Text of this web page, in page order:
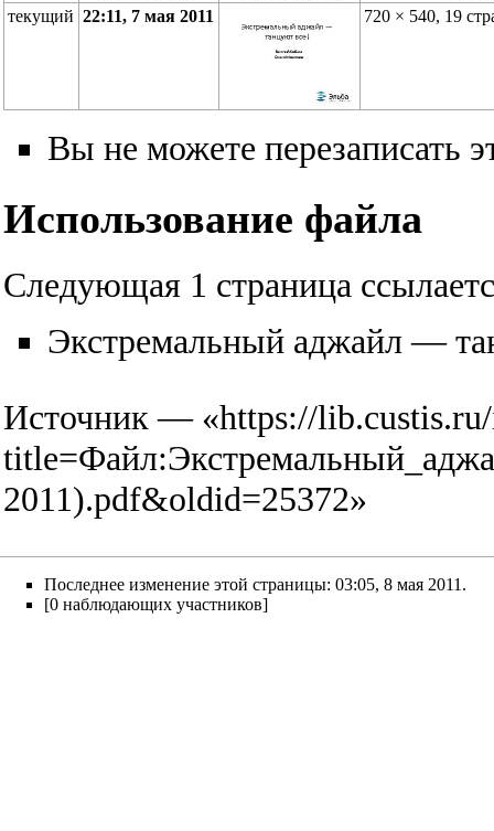
текущий 22:11, 7 мая 2011 720 × 540, 19
Вы не можете перезаписать
Использование файла
Следующая 1 страница
Экстремальный аджайл —
Источник — «https://
2011).pdf&oldid=25372»
Последнее изменение этой страницы: 03:05, 8 мая 2011.
[0 наблюдающих участников]